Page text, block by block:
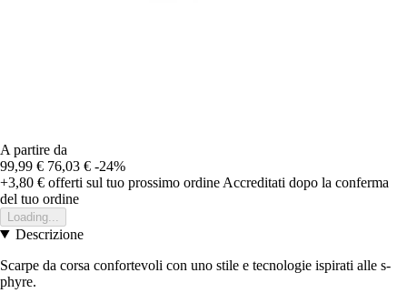
A partire da
99,99 € 76,03 € -24%
+3,80 € offerti sul tuo prossimo ordine Accreditati dopo la conferma
del tuo ordine
Loading...
Descrizione
Scarpe da corsa confortevoli con uno stile e tecnologie ispirati alle s-
phyre.